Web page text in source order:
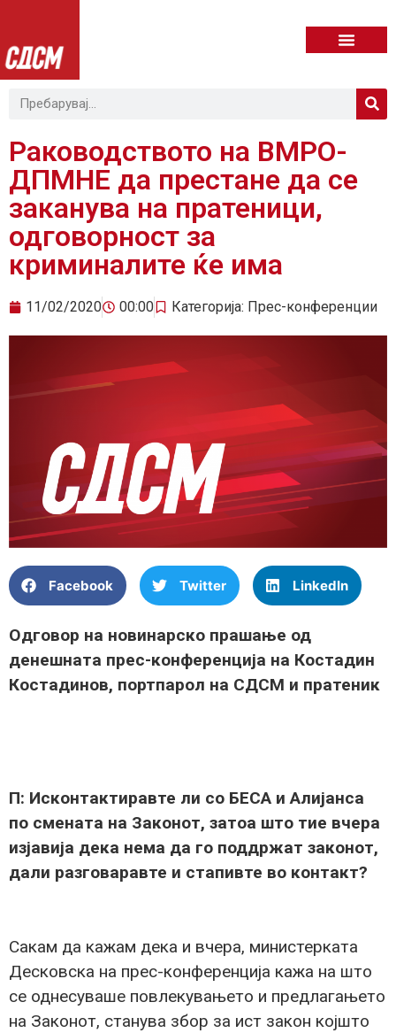
Раководството на ВМРО-
ДПМНЕ да престане да се
заканува на пратеници,
одговорност за
криминалите ќе има
11/02/2020 00:00 Категорија: Прес-конференции
Facebook Twitter LinkedIn
Одговор на новинарско прашање од
денешната прес-конференција на Костадин
Костадинов, портпарол на СДСМ и пратеник
П: Исконтактиравте ли со БЕСА и Алијанса
по смената на Законот, затоа што тие вчера
изјавија дека нема да го поддржат законот,
дали разговаравте и стапивте во контакт?
Сакам да кажам дека и вчера, министерката
Десковска на прес-конференција кажа на што
се однесуваше повлекувањето и предлагањето
на Законот, станува збор за ист закон којшто